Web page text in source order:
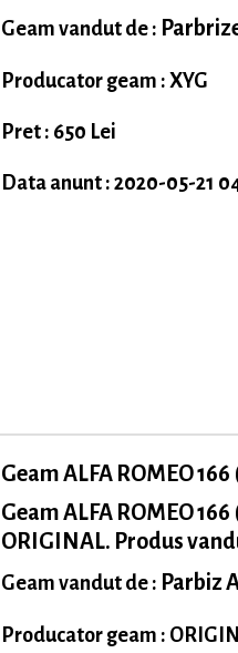
Geam vandut de :
Producator geam : XYG
Pret : 650 Lei
Data anunt : 2020-05-21
Geam ALFA ROMEO 166
Geam ALFA ROMEO
ORIGINAL. Produs
Geam vandut de : Parbiz
Producator geam :